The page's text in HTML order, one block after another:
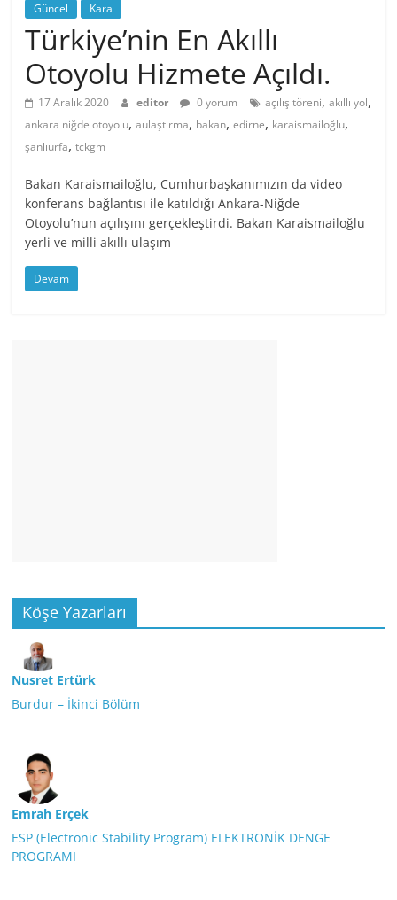
Güncel Kara
Türkiye’nin En Akıllı
Otoyolu Hizmete Açıldı.
17 Aralık 2020 editor 0 yorum açılış töreni,akıllı yol,
ankara niğde otoyolu,aulaştırma, bakan,edirne, karaismailoğlu,
şanlıurfa,tckgm
Bakan Karaismailoğlu, Cumhurbaşkanımızın da video
konferans bağlantısı ile katıldığı Ankara-Niğde
Otoyolu’nun açılışını gerçekleştirdi. Bakan Karaismailoğlu
yerli ve milli akıllı ulaşım
Devam
Köşe Yazarları
Nusret Ertürk
Burdur – İkinci Bölüm
Emrah Erçek
ESP (Electronic Stability Program) ELEKTRONİK DENGE
PROGRAMI